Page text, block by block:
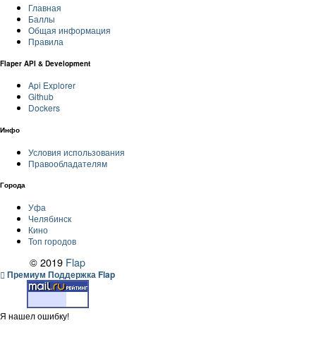
Главная
Баллы
Общая информация
Правила
Flaper API & Development
Api Explorer
Github
Dockers
Инфо
Условия использования
Правообладателям
Города
Уфа
Челябинск
Кино
Топ городов
© 2019 Flap
Премиум Поддержка Flap
Я нашел ошибку!